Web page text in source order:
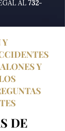
AL 732-
Y
DE